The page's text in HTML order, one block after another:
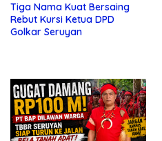
Tiga Nama Kuat Bersaing
Rebut Kursi Ketua DPD
Golkar Seruyan